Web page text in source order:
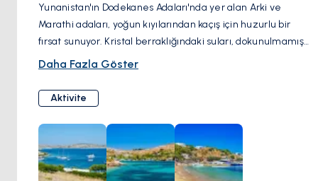
Yunanistan'ın Dodekanes Adaları'nda yer alan Arki ve
Marathi adaları, yoğun kıyılarından kaçış için huzurlu bir
fırsat sunuyor. Kristal berraklığındaki suları, dokunulmamış
doğal manzaraları ve şirin geleneksel köyleri ile bu adalar
küçüğü olup, doğa meraklıları için mükemmel olan sakin
plajlara ve doğa yürüyüşü rotalarına sahiptir. Diğer yandan,
Marathi'nin engebeli kıyıları ve turkuaz koyları, maceracıları
gizli hazinelerini keşfetmeye çağırıyor.
Daha Fazla Göster
Aktivite